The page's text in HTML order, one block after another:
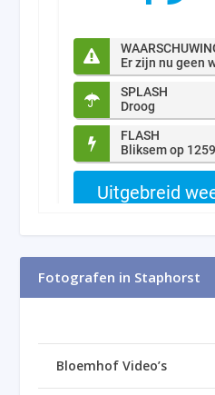
Fotografen in Staphorst
Bloemhof Video’s